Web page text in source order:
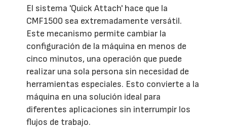
El sistema 'Quick Attach' hace que la
CMF1500 sea extremadamente versátil.
Este mecanismo permite cambiar la
configuración de la máquina en menos de
cinco minutos, una operación que puede
realizar una sola persona sin necesidad de
herramientas especiales. Esto convierte a la
máquina en una solución ideal para
diferentes aplicaciones sin interrumpir los
flujos de trabajo.